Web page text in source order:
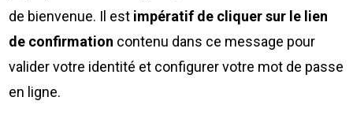
de bienvenue. Il est impératif de cliquer sur le lien
de confirmation contenu dans ce message pour
valider votre identité et configurer votre mot de passe
en ligne.